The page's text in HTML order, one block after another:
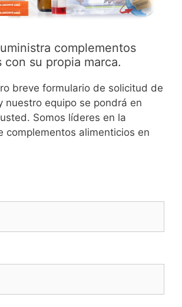
complementos
con su propia marca.
breve formulario de solicitud de
nuestro equipo se pondrá en
Somos líderes en la
complementos alimenticios en